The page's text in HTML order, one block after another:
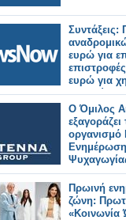
Συντάξεις:
ευρώ για
ευρώ για
Ο Όμιλος
GEDI, που
La
Πρωινή
ζώνη:
«Κοινωνία